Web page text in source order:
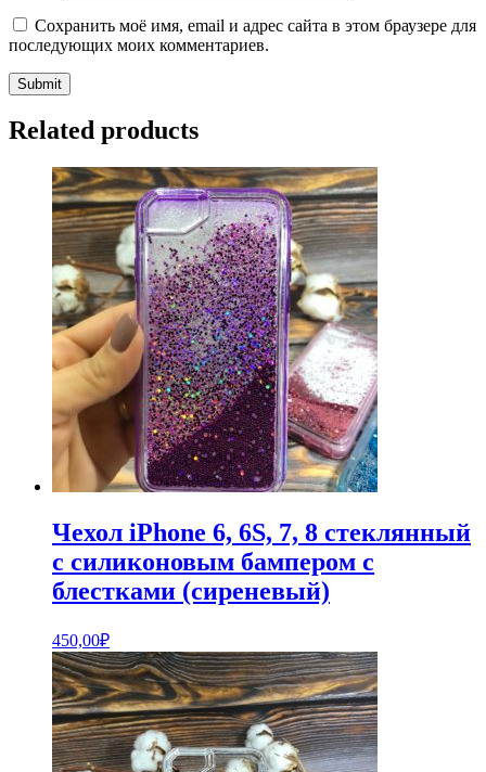
Сохранить моё имя, email и адрес сайта в этом браузере для
последующих моих комментариев.
Related products
Чехол iPhone 6, 6S, 7, 8 стеклянный
с силиконовым бампером с
блестками (сиреневый)
450,00₽